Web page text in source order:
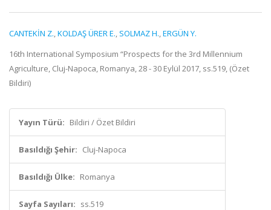
CANTEKİN Z.,KOLDAŞ ÜRER E., SOLMAZ H.,ERGÜN Y.
16th International Symposium “Prospects for the 3rd Millennium
Agriculture, Cluj-Napoca, Romanya, 28 - 30 Eylül 2017, ss.519, (Özet
Bildiri)
Yayın Türü: Bildiri / Özet Bildiri
Basıldığı Şehir: Cluj-Napoca
Basıldığı Ülke: Romanya
Sayfa Sayıları: ss.519